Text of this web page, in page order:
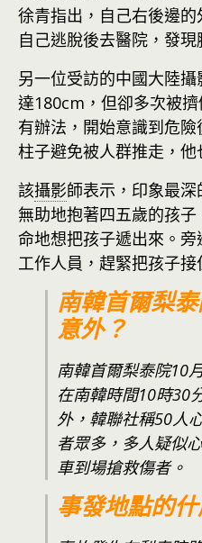
徐青指出，自己右後邊的
自己逃脫後去醫院，發現
另一位受訪的中國大陸
達180cm，但卻多次被
有辦法，開始意識到危
柱子避免被人群推走，他
該攝影師表示，印象最
無助地抱著四五歲的孩
命地想把孩子遞出來。
工作人員，趕緊把孩子接
南韓首爾梨
意外？
南韓首爾梨泰院10
在南韓時間10時30
外，韓聯社稱50人
者眾多，多人疑似
車到場搶救傷者。
事發地點的